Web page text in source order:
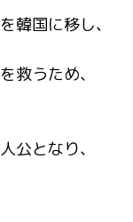
韓国に移し、
救うため、
公となり、